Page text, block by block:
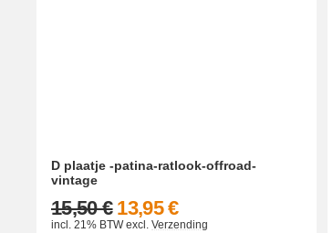
D plaatje -patina-ratlook-offroad-
vintage
13,95 €
15,50 €
incl. 21% BTWexcl. Verzending